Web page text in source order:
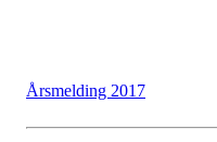
Årsmelding 2017